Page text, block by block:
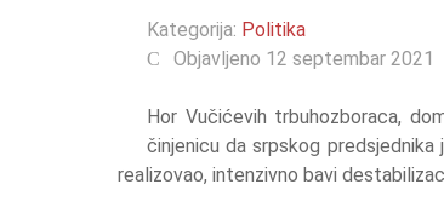
Kategorija: Politika
Objavljeno 12 septembar 2021
Hor Vučićevih trbuhozboraca,
činjenicu da srpskog predsjednika
realizovao, intenzivno bavi